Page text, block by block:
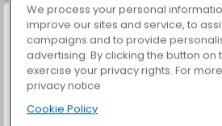
ASMR Makeover & Makeup Studio
We process your personal
improve our sites and service, to
campaigns and to provide
advertising. By clicking the button on
exercise your privacy rights. For
privacy notice
Cookie Policy